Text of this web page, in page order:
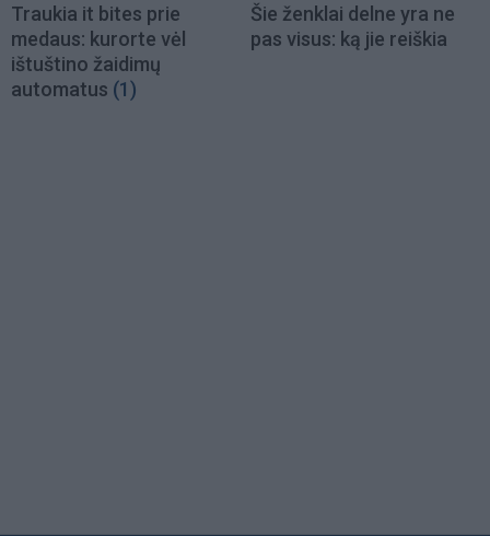
Traukia it bites prie
medaus: kurorte vėl
ištuštino žaidimų
automatus (1)
Šie ženklai delne yra ne
pas visus: ką jie reiškia